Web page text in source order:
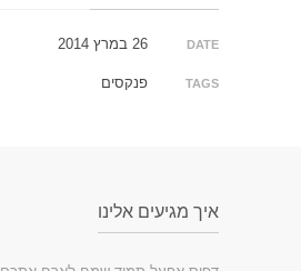
DATE
TAGS פנקסים
איך מגיעים אלינו